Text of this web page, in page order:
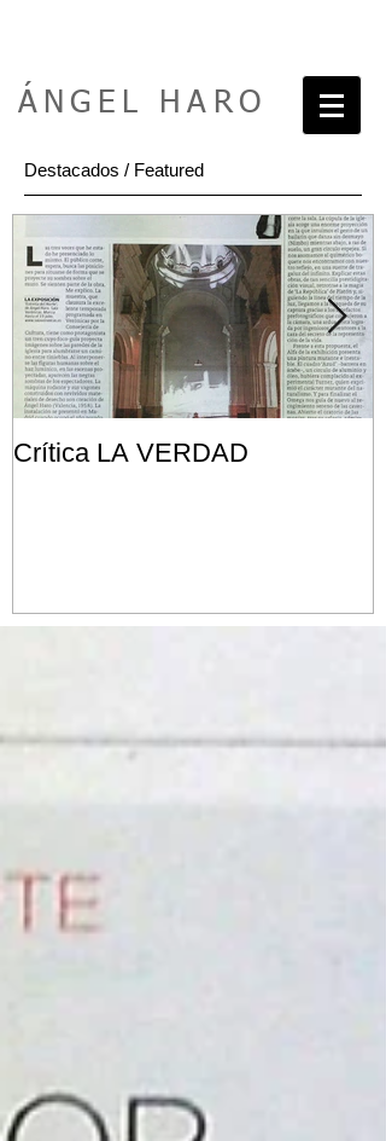
ÁNGEL HARO
Destacados / Featured
Crítica LA VERDAD